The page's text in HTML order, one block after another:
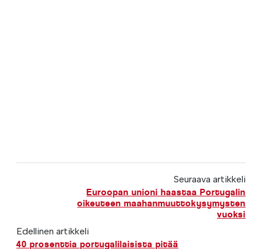
Seuraava artikkeli
Euroopan unioni haastaa Portugalin
oikeuteen maahanmuuttokysymysten
vuoksi
Edellinen artikkeli
40 prosenttia portugalilaisista pitää